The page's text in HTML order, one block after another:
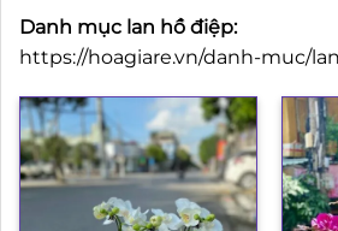
Danh mục lan hồ điệp:
https://hoagiare.vn/danh-muc/